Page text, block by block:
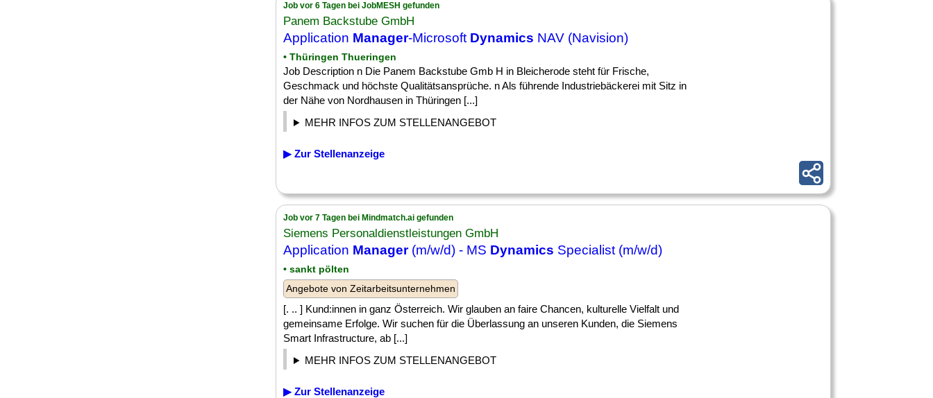
Job vor 6 Tagen bei JobMESH gefunden
Panem Backstube GmbH
Application Manager-Microsoft Dynamics NAV (Navision)
• Thüringen Thueringen
Job Description n Die Panem Backstube Gmb H in Bleicherode steht für Frische,
Geschmack und höchste Qualitätsansprüche. n Als führende Industriebäckerei mit Sitz in
der Nähe von Nordhausen in Thüringen [...]
MEHR INFOS ZUM STELLENANGEBOT
▶ Zur Stellenanzeige
Job vor 7 Tagen bei Mindmatch.ai gefunden
Siemens Personaldienstleistungen GmbH
Application Manager(m/w/d) - MS Dynamics Specialist (m/w/d)
• sankt pölten
Angebote von Zeitarbeitsunternehmen
[. .. ] Kund:innen in ganz Österreich. Wir glauben an faire Chancen, kulturelle Vielfalt und
gemeinsame Erfolge. Wir suchen für die Überlassung an unseren Kunden, die Siemens
Smart Infrastructure, ab [...]
MEHR INFOS ZUM STELLENANGEBOT
▶ Zur Stellenanzeige